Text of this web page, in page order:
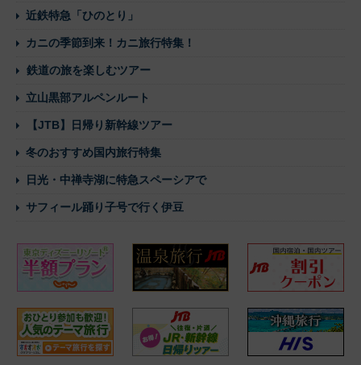
近鉄特急「ひのとり」
カニの季節到来！カニ旅行特集！
鉄道の旅を楽しむツアー
立山黒部アルペンルート
【JTB】日帰り新幹線ツアー
冬のおすすめ国内旅行特集
日光・中禅寺湖に特急スペーシアで
サフィール踊り子号で行く伊豆